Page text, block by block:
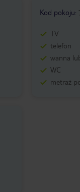
Kod pokoju:
TV
telefon
wanna
WC
metraż